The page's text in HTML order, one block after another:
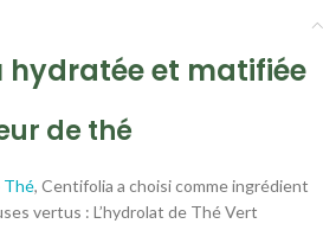
hydratée et matifiée
de thé
Thé, Centifolia a choisi comme ingrédient
vertus : L’hydrolat de Thé Vert